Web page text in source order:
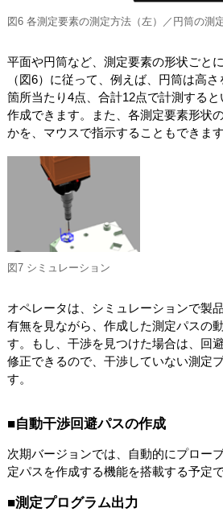
図6 各測定要素の測定方法（左）／円筒の測
平面や円筒など、測定要素の形状ごと
（図6）に従って、例えば、円筒は高
箇所当たり4点、合計12点で計測する
作成できます。また、各測定要素形状
かを、マウスで指示することもできます
図7 シミュレーション
オペレータは、シミュレーションで製
有無を見ながら、作成した測定パスの
す。もし、干渉を見つけた場合は、回
修正できるので、干渉していない測定
す。
■自動干渉回避パスの作成
次期バージョンでは、自動的にプロー
定パスを作成する機能を搭載する予定で
■測定プログラム出力